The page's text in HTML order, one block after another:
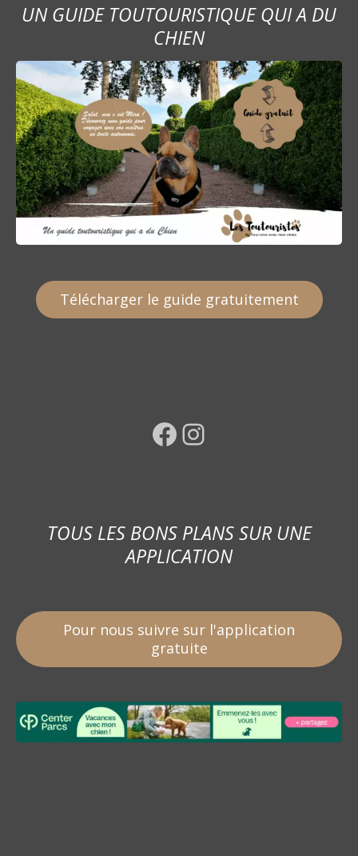
UN GUIDE TOUTOURISTIQUE QUI A DU
CHIEN
Télécharger le guide gratuitement
Facebook Instagram
TOUS LES BONS PLANS SUR UNE
APPLICATION
Pour nous suivre sur l'application
gratuite